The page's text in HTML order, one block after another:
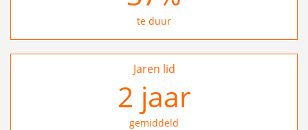
te duur
Jaren lid
2 jaar
gemiddeld